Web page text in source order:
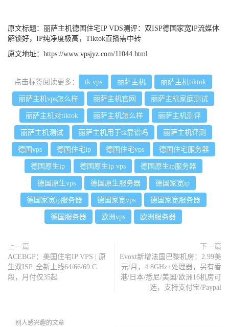
原文标题： 丽萨主机德国住宅IP VDS测评：双ISP德国家宽IP流媒体
解锁好，IP纯净度极高，Tiktok直播需中转
原文地址： https://www.vpsjyz.com/11044.html
点击标签阅读更多： tk vps 丽萨主机 丽萨主机tiktok
丽萨主机vps怎么样 丽萨主机官网 丽萨主机家庭测试
丽萨主机对tiktok 丽萨主机怎么样 丽萨主机测评
丽萨主机测试 丽萨主机用于tk靠谱吗 丽萨主机评测
德国vps 德国住宅ip 德国住宅vps 德国住宅服务器
德国原生ip 德国原生ip vps 德国原生ip服务器
德国原生vps 德国原生服务器 德国家宽ip
德国家宽ip服务器 德国家宽vps 德国家宽服务器
德国服务器 欧洲vps 欧洲服务器
上一篇
ACEBGP：美国住宅IP VPS | 原
生双ISP |全新上线64/66/69 C
段，月付仅35起
下一篇
Evoxt新增法国巴黎机房：2.99美
元/月，4.8GHz+处理器，另有香
港/日本/悉尼/美国/欧洲16机房可
选，支持支付宝/Paypal
别人感兴趣的文章